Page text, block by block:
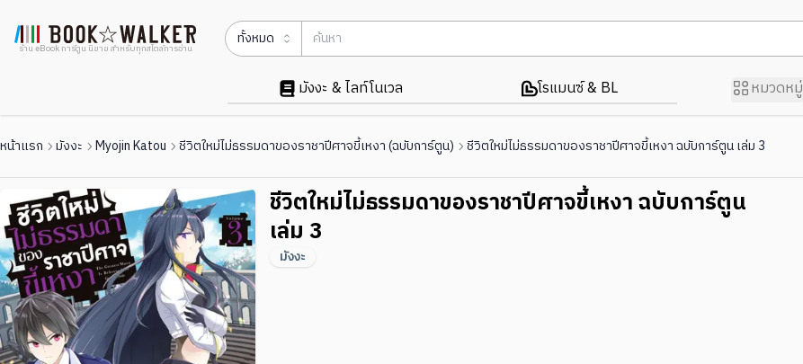
ร้าน eBook การ์ตูน นิยาย สำหรับทุกสไตล์การอ่าน
ทั้งหมด
มังงะ & ไลท์โนเวล โรแมนซ์ & BL หมวดหมู่
หน้าแรก มังงะ Myojin Katou ชีวิตใหม่ไม่ธรรมดาของราชาปีศาจขี้เหงา (ฉบับการ์ตูน) ชีวิตใหม่ไม่ธรรมดาของราชาปีศาจขี้เหงา ฉบับการ์ตูน เล่ม 3
ชีวิตใหม่ไม่ธรรมดาของราชาปีศาจขี้เหงา ฉบับการ์ตูน
เล่ม 3
มังงะ